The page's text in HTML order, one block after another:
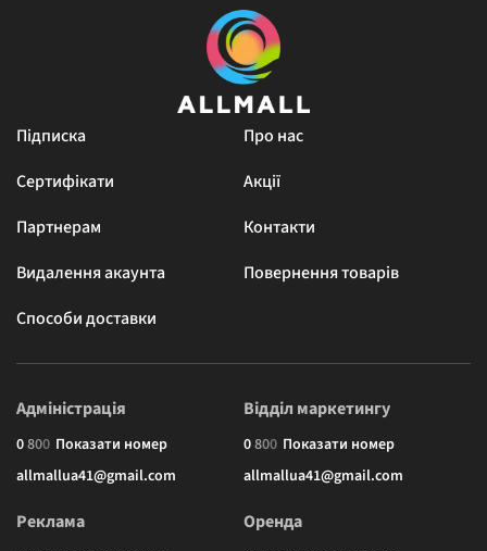
Підписка
Про нас
Сертифікати
Акції
Партнерам
Контакти
Видалення акаунта
Повернення товарів
Способи доставки
Адміністрація
0800 Показати номер
allmallua41@gmail.com
Відділ маркетингу
0800 Показати номер
allmallua41@gmail.com
Реклама Оренда